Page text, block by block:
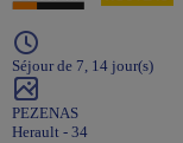
Séjour de 7, 14 jour(s)
PEZENAS
Herault - 34